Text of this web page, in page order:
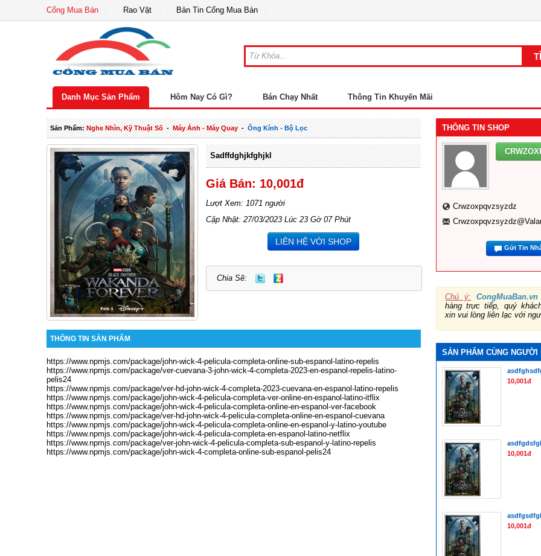
Cổng Mua Bán Rao Vặt Bản Tin Cổng Mua Bán
Danh Mục Sản Phẩm Hôm Nay Có Gì? Bán Chạy Nhất Thông Tin Khuyến Mãi
Sản Phẩm:Nghe Nhìn, Kỹ Thuật Số-Máy Ảnh - Máy Quay-Ống Kính - Bộ Lọc
Sadffdghjkfghjkl
Giá Bán: 10,001đ
Lượt Xem: 1071 người
Cập Nhật: 27/03/2023 Lúc 23 Gờ 07 Phút
LIÊN HỆ VỚI SHOP
Chia Sẽ:
THÔNG TIN SẢN PHẨM
https://www.npmjs.com/package/john-wick-4-pelicula-completa-online-sub-espanol-latino-repelis
https://www.npmjs.com/package/ver-cuevana-3-john-wick-4-completa-2023-en-espanol-repelis-latino-
pelis24
https://www.npmjs.com/package/ver-hd-john-wick-4-completa-2023-cuevana-en-espanol-latino-repelis
https://www.npmjs.com/package/john-wick-4-pelicula-completa-ver-online-en-espanol-latino-itflix
https://www.npmjs.com/package/john-wick-4-pelicula-completa-online-en-espanol-ver-facebook
https://www.npmjs.com/package/ver-hd-john-wick-4-pelicula-completa-online-en-espanol-cuevana
https://www.npmjs.com/package/john-wick-4-pelicula-completa-online-en-espanol-y-latino-youtube
https://www.npmjs.com/package/john-wick-4-pelicula-completa-en-espanol-latino-netflix
https://www.npmjs.com/package/ver-john-wick-4-pelicula-completa-sub-espanol-y-latino-repelis
https://www.npmjs.com/package/john-wick-4-completa-online-sub-espanol-pelis24
THÔNG TIN SHOP
Crwzoxpqvzsyzdz
Gửi Tin
Chú ý: CongMuaBan.vn
hàng trực tiếp, quý
xin vui lòng liên lạc với
SẢN PHẨM CÙNG NGƯỜI
10,001đ
10,001đ
10,001đ